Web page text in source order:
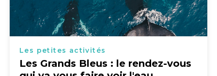
Les petites activités
Les Grands Bleus : le rendez-vous